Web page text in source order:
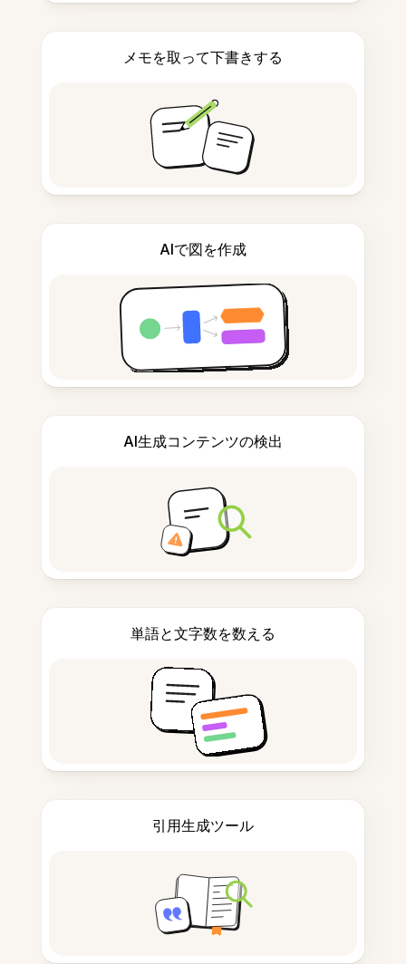
メモを取って下書きする
AIで図を作成
AI生成コンテンツの検出
単語と文字数を数える
引用生成ツール